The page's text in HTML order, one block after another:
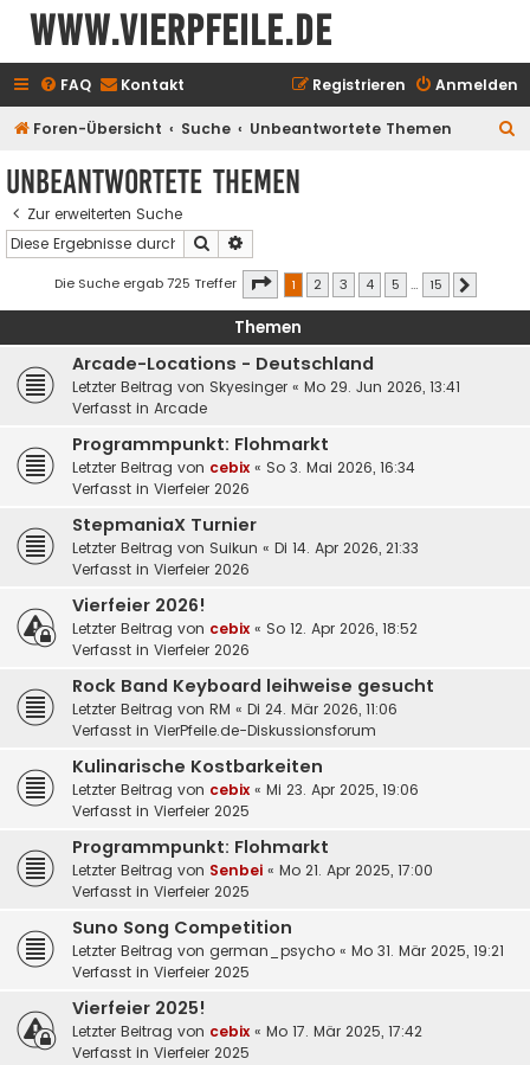
www.vierpfeile.de
FAQ Kontakt Anmelden
Registrieren
Foren-Übersicht Suche Unbeantwortete Themen
Unbeantwortete Themen
Zur erweiterten Suche
Suche
Die Suche ergab 725 Treffer Seite von15
1 2 3 4 5 … 15
Themen
Arcade-Locations - Deutschland
Letzter Beitrag von Skyesinger « Mo 29. Jun 2026, 13:41
Verfasst in Arcade
Programmpunkt: Flohmarkt
Letzter Beitrag von cebix « So 3. Mai 2026, 16:34
Verfasst in Vierfeier 2026
StepmaniaX Turnier
Letzter Beitrag von Suikun « Di 14. Apr 2026, 21:33
Verfasst in Vierfeier 2026
Vierfeier 2026!
Letzter Beitrag von cebix « So 12. Apr 2026, 18:52
Verfasst in Vierfeier 2026
Rock Band Keyboard leihweise gesucht
Letzter Beitrag von RM « Di 24. Mär 2026, 11:06
Verfasst in VierPfeile.de-Diskussionsforum
Kulinarische Kostbarkeiten
Letzter Beitrag von cebix « Mi 23. Apr 2025, 19:06
Verfasst in Vierfeier 2025
Programmpunkt: Flohmarkt
Letzter Beitrag von Senbei « Mo 21. Apr 2025, 17:00
Verfasst in Vierfeier 2025
Suno Song Competition
Letzter Beitrag von german_psycho « Mo 31. Mär 2025, 19:21
Verfasst in Vierfeier 2025
Vierfeier 2025!
Letzter Beitrag von cebix « Mo 17. Mär 2025, 17:42
Verfasst in Vierfeier 2025